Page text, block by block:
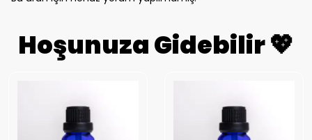
Hoşunuza Gidebilir 💖